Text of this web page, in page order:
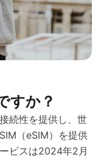
すか？
続性を提供し、世
（eSIM）を提供
ビスは2024年2月